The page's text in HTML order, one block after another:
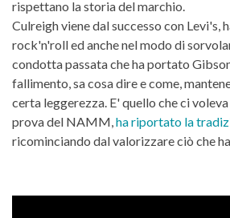
rispettano la storia del marchio.
Culreigh viene dal successo con Levi's,
rock'n'roll ed anche nel modo di
condotta passata che ha portato
fallimento, sa cosa dire e come,
certa leggerezza. E' quello che ci
prova del NAMM, ha riportato la
ricominciando dal valorizzare ciò che